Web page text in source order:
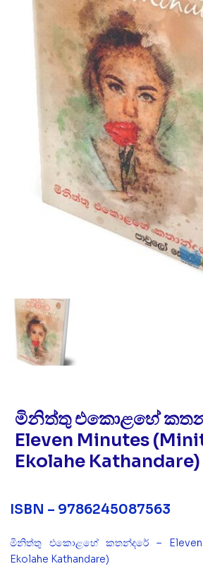
මිනිත්තු එකොළහේ
Eleven Minutes
Ekolahe Kathandare)
ISBN – 9786245087563
මිනිත්තු එකොළහේ කතන්දරේ – Eleven
Ekolahe Kathandare)